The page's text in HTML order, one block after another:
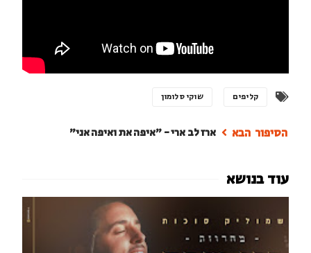
קליפים שוקי סלומון
ארז לב ארי - "איפה את ואיפה אני"